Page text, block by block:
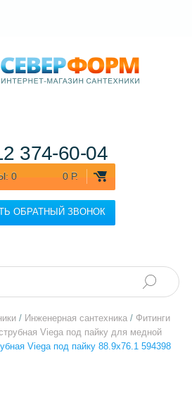
0 0 Р.
ОБРАТНЫЙ ЗВОНОК
374-60-04
/ Инженерная сантехника / Фитинги
Viega под пайку для медной
Viega под пайку 88.9х76.1 594398